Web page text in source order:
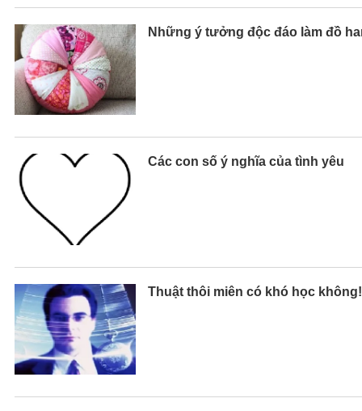
Những ý tưởng độc đáo làm đồ
Các con số ý nghĩa của tình yêu
Thuật thôi miên có khó học không!